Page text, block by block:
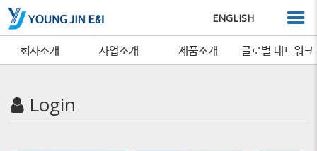
ENGLISH
회사소개 사업소개 제품소개 글로벌 네트워크
Login